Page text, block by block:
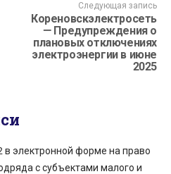
Следующая запись
Кореновскэлектросеть
— Предупреждения о
плановых отключениях
электроэнергии в июне
2025
электронной форме на право
с субъектами малого и